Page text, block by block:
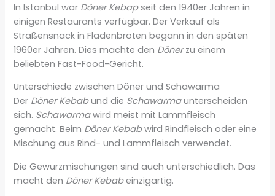
In Istanbul war Döner Kebapseit den 1940er Jahren in
einigen Restaurants verfügbar. Der Verkauf als
Straßensnack in Fladenbroten begann in den späten
1960er Jahren. Dies machte den Dönerzu einem
beliebten Fast-Food-Gericht.
Unterschiede zwischen Döner und Schawarma
Der Döner Kebabund die Schawarmaunterscheiden
sich. Schawarmawird meist mit Lammfleisch
gemacht. Beim Döner Kebabwird Rindfleisch oder eine
Mischung aus Rind- und Lammfleisch verwendet.
Die Gewürzmischungen sind auch unterschiedlich. Das
macht den Döner Kebabeinzigartig.